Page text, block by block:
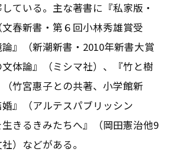
している。主な著書に『私家版・
春新書・第６回小林秀雄賞受
』（新潮新書・2010年新書大賞
体論』（ミシマ社）、『竹と樹
竹宮惠子との共著、小学館新
』（アルテスパブリッシン
きるきみたちへ』（岡田憲治他9
）などがある。